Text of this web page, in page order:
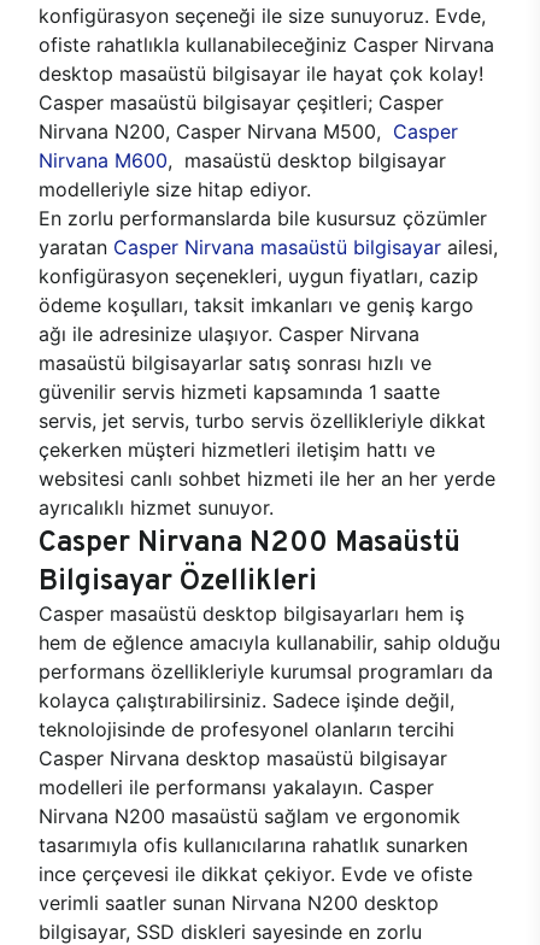
konfigürasyon seçeneği ile size sunuyoruz. Evde,
ofiste rahatlıkla kullanabileceğiniz Casper Nirvana
desktop masaüstü bilgisayar ile hayat çok kolay!
Casper masaüstü bilgisayar çeşitleri; Casper
Nirvana N200, Casper Nirvana M500, Casper
Nirvana M600, masaüstü desktop bilgisayar
modelleriyle size hitap ediyor.
En zorlu performanslarda bile kusursuz çözümler
yaratan Casper Nirvana masaüstü bilgisayar ailesi,
konfigürasyon seçenekleri, uygun fiyatları, cazip
ödeme koşulları, taksit imkanları ve geniş kargo
ağı ile adresinize ulaşıyor. Casper Nirvana
masaüstü bilgisayarlar satış sonrası hızlı ve
güvenilir servis hizmeti kapsamında 1 saatte
servis, jet servis, turbo servis özellikleriyle dikkat
çekerken müşteri hizmetleri iletişim hattı ve
websitesi canlı sohbet hizmeti ile her an her yerde
ayrıcalıklı hizmet sunuyor.
Casper Nirvana N200 Masaüstü
Bilgisayar Özellikleri
Casper masaüstü desktop bilgisayarları hem iş
hem de eğlence amacıyla kullanabilir, sahip olduğu
performans özellikleriyle kurumsal programları da
kolayca çalıştırabilirsiniz. Sadece işinde değil,
teknolojisinde de profesyonel olanların tercihi
Casper Nirvana desktop masaüstü bilgisayar
modelleri ile performansı yakalayın. Casper
Nirvana N200 masaüstü sağlam ve ergonomik
tasarımıyla ofis kullanıcılarına rahatlık sunarken
ince çerçevesi ile dikkat çekiyor. Evde ve ofiste
verimli saatler sunan Nirvana N200 desktop
bilgisayar, SSD diskleri sayesinde en zorlu